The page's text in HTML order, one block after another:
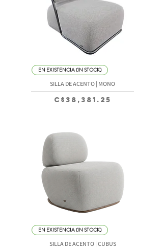
EN EXISTENCIA (IN STOCK)
SILLA DE ACENTO | MONO
Precio
C$38,381.25
EN EXISTENCIA (IN STOCK)
SILLA DE ACENTO | CUBUS